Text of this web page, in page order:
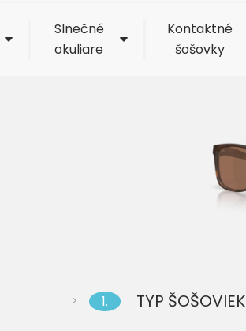
Slnečné
okuliare
Kontaktné
šošovky
1. TYP ŠOŠOVIEK